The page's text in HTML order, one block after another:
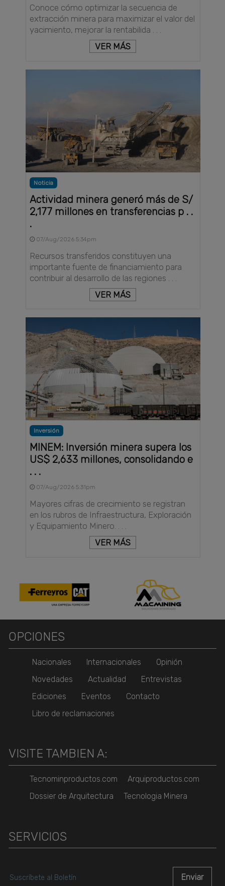
Conoce cómo optimizar la secuencia de
extracción minera para maximizar el valor del
yacimiento, mejorar la rentabilida . . .
VER MÁS
Noticia
Actividad minera generó más de S/
2,177 millones en transferencias p . .
.
07/Aug/2026 5:34pm
Recursos transferidos constituyen una
importante fuente de financiamiento para
contribuir al desarrollo de las regiones . . .
VER MÁS
Inversión
MINEM: Inversión minera supera los
US$ 2,633 millones, consolidando e
. . .
07/Aug/2026 5:31pm
Mayores cifras de crecimiento se registran
en los rubros de Infraestructura, Exploración
y Equipamiento Minero. . . .
VER MÁS
OPCIONES
Nacionales Internacionales
Opinión
Novedades
Actualidad
Entrevistas
Ediciones
Eventos
Contacto
Libro de reclamaciones
VISITE TAMBIEN A:
Tecnominproductos.com
Arquiproductos.com
Dossier de Arquitectura
Tecnologia Minera
SERVICIOS